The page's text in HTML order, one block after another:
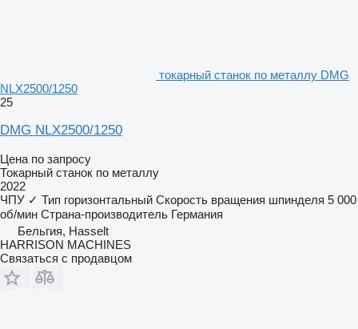
токарный станок по металлу DMG
NLX2500/1250
25
DMG NLX2500/1250
Цена по запросу
Токарный станок по металлу
2022
ЧПУ ✓ Тип горизонтальный Скорость вращения шпинделя 5 000
об/мин Страна-производитель Германия
Бельгия, Hasselt
HARRISON MACHINES
Связаться с продавцом